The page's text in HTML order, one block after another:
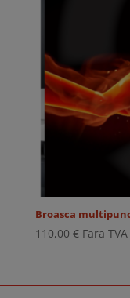
Broasca
110,00 € Fara TVA